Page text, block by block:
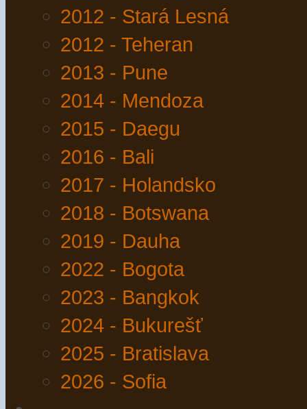
2012 - Stará Lesná
2012 - Teheran
2013 - Pune
2014 - Mendoza
2015 - Daegu
2016 - Bali
2017 - Holandsko
2018 - Botswana
2019 - Dauha
2022 - Bogota
2023 - Bangkok
2024 - Bukurešť
2025 - Bratislava
2026 - Sofia